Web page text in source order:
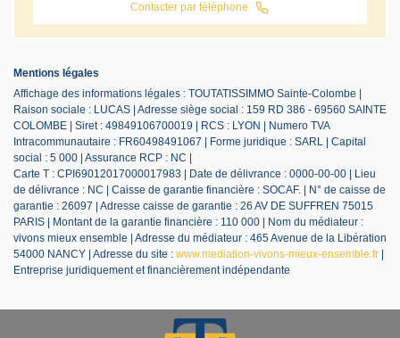
Contacter par téléphone
Mentions légales
Affichage des informations légales : TOUTATISSIMMO Sainte-Colombe |
Raison sociale : LUCAS | Adresse siège social : 159 RD 386 - 69560 SAINTE
COLOMBE | Siret : 49849106700019 | RCS : LYON | Numero TVA
Intracommunautaire : FR60498491067 | Forme juridique : SARL | Capital
social : 5 000 | Assurance RCP : NC |
Carte T : CPI69012017000017983 | Date de délivrance : 0000-00-00 | Lieu
de délivrance : NC | Caisse de garantie financière : SOCAF. | N° de caisse de
garantie : 26097 | Adresse caisse de garantie : 26 AV DE SUFFREN 75015
PARIS | Montant de la garantie financière : 110 000 | Nom du médiateur :
vivons mieux ensemble | Adresse du médiateur : 465 Avenue de la Libération
54000 NANCY | Adresse du site : www.mediation-vivons-mieux-ensemble.fr
Entreprise juridiquement et financièrement indépendante